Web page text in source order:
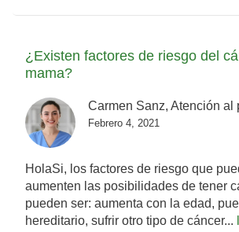
¿Existen factores de riesgo del
mama?
Carmen Sanz, Atención al
Febrero 4, 2021
HolaSi, los factores de riesgo que
aumenten las posibilidades de tener
pueden ser: aumenta con la edad,
hereditario, sufrir otro tipo de cáncer...